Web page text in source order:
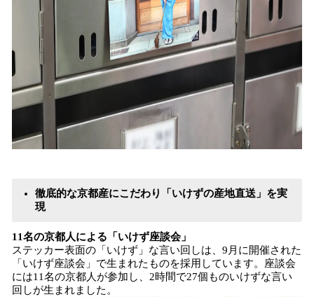
徹底的な京都産にこだわり「いけずの産地直送」を実
現
11名の京都人による「いけず座談会」
ステッカー表面の「いけず」な言い回しは、9月に開催された
「いけず座談会」で生まれたものを採用しています。座談会
には11名の京都人が参加し、2時間で27個ものいけずな言い
回しが生まれました。